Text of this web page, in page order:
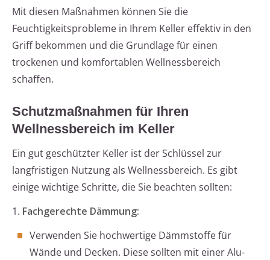
Mit diesen Maßnahmen können Sie die
Feuchtigkeitsprobleme in Ihrem Keller effektiv in den
Griff bekommen und die Grundlage für einen
trockenen und komfortablen Wellnessbereich
schaffen.
Schutzmaßnahmen für Ihren
Wellnessbereich im Keller
Ein gut geschützter Keller ist der Schlüssel zur
langfristigen Nutzung als Wellnessbereich. Es gibt
einige wichtige Schritte, die Sie beachten sollten:
1. Fachgerechte Dämmung:
Verwenden Sie hochwertige Dämmstoffe für
Wände und Decken. Diese sollten mit einer Alu-